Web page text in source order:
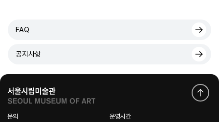
FAQ
공지사항
문의 운영시간